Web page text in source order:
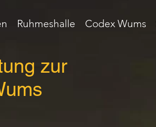
Ruhmeshalle Codex Wums
zur